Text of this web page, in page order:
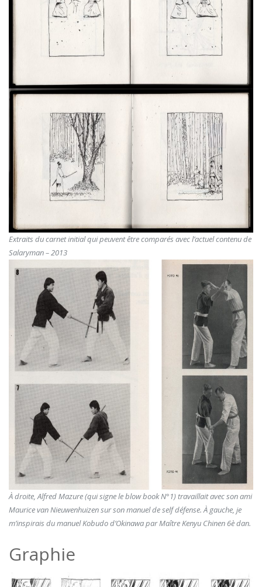
Extraits du carnet initial qui peuvent être comparés avec l’actuel contenu de
Salaryman – 2013
À droite, Alfred Mazure (qui signe le blow book N°1) travaillait avec son ami
Maurice van Nieuwenhuizen sur son manuel de self défense. À gauche, je
m’inspirais du manuel Kobudo d’Okinawa par Maître Kenyu Chinen 6è dan.
Graphie